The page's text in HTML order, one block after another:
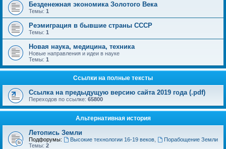
Безденежная экономика Золотого Века
Темы: 1
Реэмиграция в бывшие страны СССР
Темы: 1
Новая наука, медицина, техника
Новые направления и идеи в науке
Темы: 1
Ссылки на полные тексты
Ссылка на предыдущую версию сайта 2019 года (.pdf)
Переходов по ссылке: 65800
Альтернативная история
Летопись Земли
Подфорумы: Высокие технологии 16-19 веков,
Порабощение Земли
Темы: 2